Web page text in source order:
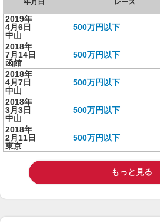
年月日 レース
2019年
4月6日
中山
500万円以下
2018年
7月14日
函館
500万円以下
2018年
4月7日
中山
500万円以下
2018年
3月3日
中山
500万円以下
2018年
2月11日
東京
500万円以下
もっと見る